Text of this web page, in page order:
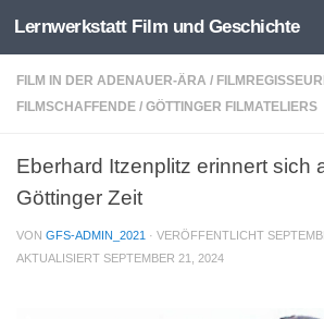
Zum Inhalt springen
Lernwerkstatt Film und Geschichte
FILM IN DER ADENAUER-ÄRA /
FILMSCHAFFENDE / GÖTTINGER FILMATELIERS
Eberhard Itzenplitz erinnert sich
Göttinger Zeit
VON GFS-ADMIN_2021 · VERÖFFENTLICHT
AKTUALISIERT SEPTEMBER 21, 2024